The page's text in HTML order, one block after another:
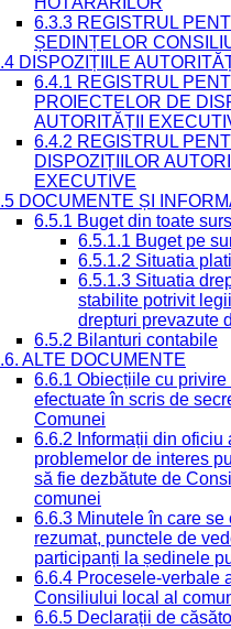
6.3.3 REGISTRUL
ȘEDINȚELOR
DISPOZIȚIILE
6.4.1 REGISTRUL
PROIECTELOR DE
AUTORITĂȚII
6.4.2 REGISTRUL
DISPOZIȚIILOR
EXECUTIVE
DOCUMENTE ȘI
6.5.1 Buget din toate
6.5.1.1 Buget pe
6.5.1.2 Situatia
6.5.1.3 Situatia
stabilite potrivit
drepturi prevazute
6.5.2 Bilanturi contabile
ALTE DOCUMENTE
6.6.1 Obiecțiile cu
efectuate în scris de
Comunei
6.6.2 Informații din oficiu
problemelor de interes
să fie dezbătute de
comunei
6.6.3 Minutele în care se
rezumat, punctele de
participanți la ședinele
6.6.4 Procesele-verbale
Consiliului local al
6.6.5 Declarații de